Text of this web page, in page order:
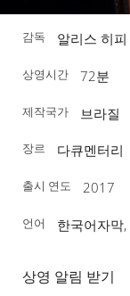
감독 알리스 히피
상영시간 72분
제작국가 브라질
장르 다큐멘터리
출시 연도 2017
언어 한국어자막,
상영 알림 받기